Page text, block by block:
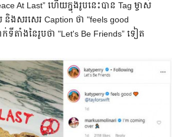
At Last” ហើយ​ក្នុង​រូប​នេះ​​បាន​ Tag ម្ចាស់​
ង​សរសេរ​ Caption ថា "feels good
ក់​ទីតាំង​នៃ​រូប​ថា "Let's Be Friends” ទៀត​